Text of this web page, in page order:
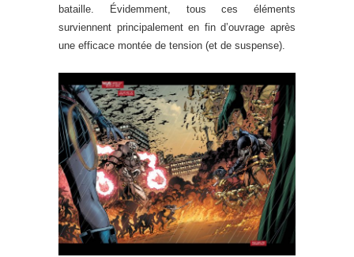
bataille. Évidemment, tous ces éléments
surviennent principalement en fin d’ouvrage après
une efficace montée de tension (et de suspense).